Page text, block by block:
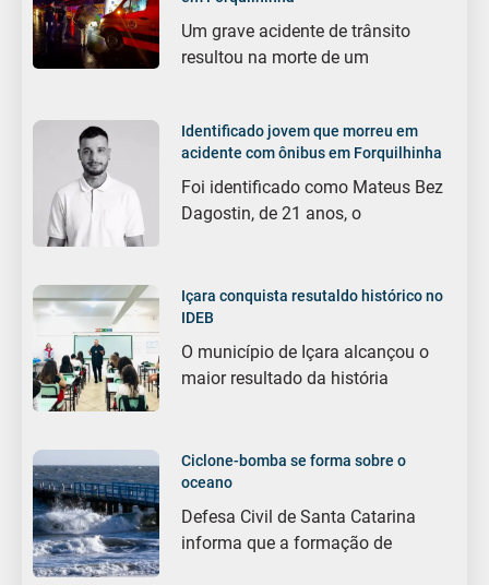
Um grave acidente de trânsito
resultou na morte de um
Identificado jovem que morreu em
acidente com ônibus em Forquilhinha
Foi identificado como Mateus Bez
Dagostin, de 21 anos, o
Içara conquista resutaldo histórico no
IDEB
O município de Içara alcançou o
maior resultado da história
Ciclone-bomba se forma sobre o
oceano
Defesa Civil de Santa Catarina
informa que a formação de